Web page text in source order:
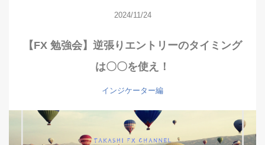
2024/11/24
【FX 勉強会】逆張りエントリーのタイミング
は〇〇を使え！
インジケーター編